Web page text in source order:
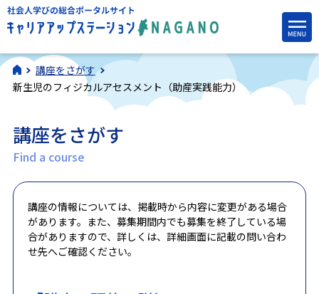
講座をさがす
新生児のフィジカルアセスメント（助産実践能力）
講座をさがす
Find a course
講座の情報については、掲載時から内容に変更がある場合
があります。また、募集期間内でも募集を終了している場
合がありますので、詳しくは、詳細画面に記載の問い合わ
せ先へご確認ください。